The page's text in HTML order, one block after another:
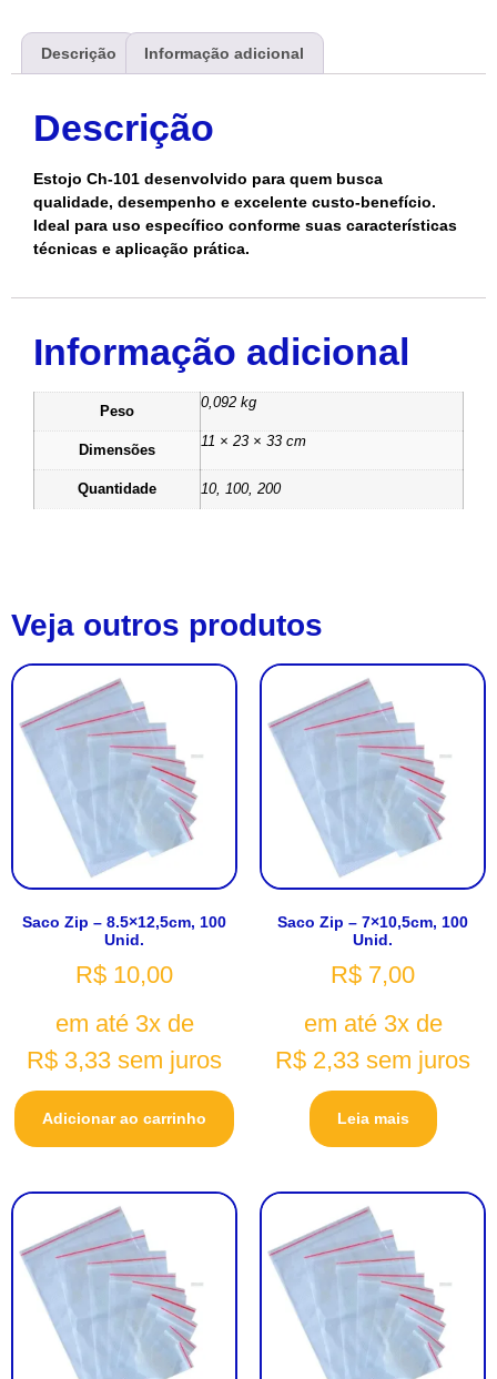
Descrição Informação adicional
Descrição
Estojo Ch-101 desenvolvido para quem busca
qualidade, desempenho e excelente custo-benefício.
Ideal para uso específico conforme suas características
técnicas e aplicação prática.
Informação adicional
Peso
0,092 kg
Dimensões
11 × 23 × 33 cm
Quantidade 10, 100, 200
Veja outros produtos
Saco Zip – 8.5×12,5cm, 100
Unid.
R$ 10,00
em até 3x de
R$ 3,33 sem juros
Adicionar ao carrinho
Saco Zip – 7×10,5cm, 100
Unid.
R$ 7,00
em até 3x de
R$ 2,33 sem juros
Leia mais